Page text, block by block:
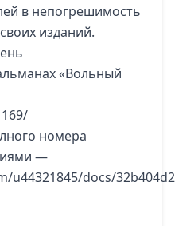
в непогрешимость
изданий.
«Вольный
номера
—
u44321845/docs/